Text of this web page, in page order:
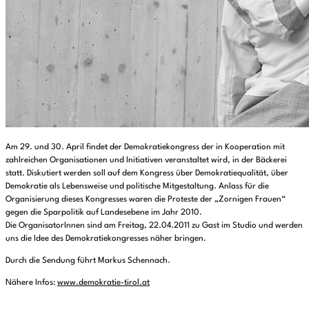
Am 29. und 30. April findet der Demokratiekongress der in Kooperation mit
zahlreichen Organisationen und Initiativen veranstaltet wird, in der Bäckerei
statt. Diskutiert werden soll auf dem Kongress über Demokratiequalität, über
Demokratie als Lebensweise und politische Mitgestaltung. Anlass für die
Organisierung dieses Kongresses waren die Proteste der „Zornigen Frauen“
gegen die Sparpolitik auf Landesebene im Jahr 2010.
Die OrganisatorInnen sind am Freitag, 22.04.2011 zu Gast im Studio und werden
uns die Idee des Demokratiekongresses näher bringen.
Durch die Sendung führt Markus Schennach.
Nähere Infos: www.demokratie-tirol.at